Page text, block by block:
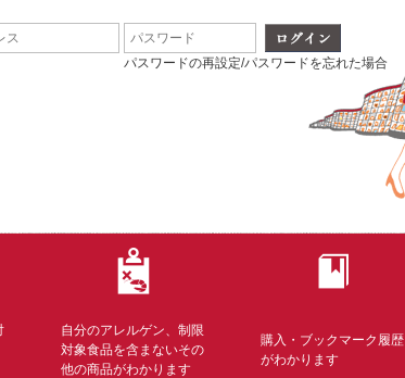
パスワードの再設定/パスワードを忘れた場合
自分のアレルゲン、制限
対象食品を含まないその
他の商品がわかります
購入・ブックマーク履歴
がわかります